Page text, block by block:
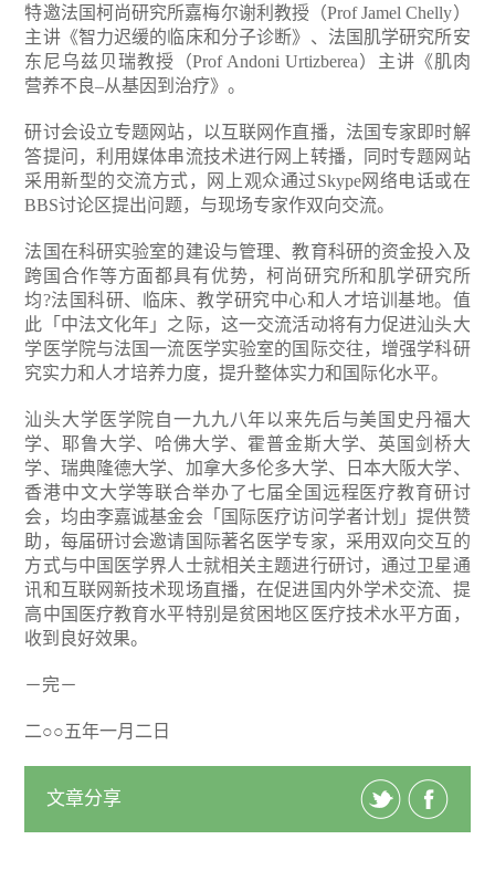
特邀法国柯尚研究所嘉梅尔谢利教授（Prof Jamel Chelly）
主讲《智力迟缓的临床和分子诊断》、法国肌学研究所安
东尼乌兹贝瑞教授（Prof Andoni Urtizberea）主讲《肌肉
营养不良–从基因到治疗》。
研讨会设立专题网站，以互联网作直播，法国专家即时解
答提问，利用媒体串流技术进行网上转播，同时专题网站
采用新型的交流方式，网上观众通过Skype网络电话或在
BBS讨论区提出问题，与现场专家作双向交流。
法国在科研实验室的建设与管理、教育科研的资金投入及
跨国合作等方面都具有优势，柯尚研究所和肌学研究所
均?法国科研、临床、教学研究中心和人才培训基地。值
此「中法文化年」之际，这一交流活动将有力促进汕头大
学医学院与法国一流医学实验室的国际交往，增强学科研
究实力和人才培养力度，提升整体实力和国际化水平。
汕头大学医学院自一九九八年以来先后与美国史丹福大
学、耶鲁大学、哈佛大学、霍普金斯大学、英国剑桥大
学、瑞典隆德大学、加拿大多伦多大学、日本大阪大学、
香港中文大学等联合举办了七届全国远程医疗教育研讨
会，均由李嘉诚基金会「国际医疗访问学者计划」提供赞
助，每届研讨会邀请国际著名医学专家，采用双向交互的
方式与中国医学界人士就相关主题进行研讨，通过卫星通
讯和互联网新技术现场直播，在促进国内外学术交流、提
高中国医疗教育水平特别是贫困地区医疗技术水平方面，
收到良好效果。
－完－
二○○五年一月二日
文章分享